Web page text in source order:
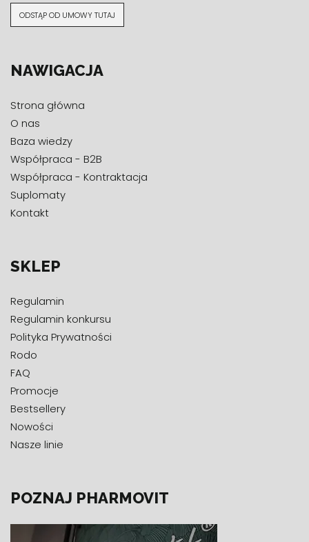
ODSTĄP OD UMOWY TUTAJ
NAWIGACJA
Strona główna
O nas
Baza wiedzy
Współpraca - B2B
Współpraca - Kontraktacja
Suplomaty
Kontakt
SKLEP
Regulamin
Regulamin konkursu
Polityka Prywatności
Rodo
FAQ
Promocje
Bestsellery
Nowości
Nasze linie
POZNAJ PHARMOVIT